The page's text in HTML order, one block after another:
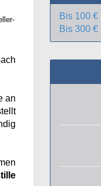
an
Bis 100 €
Bis 300 €